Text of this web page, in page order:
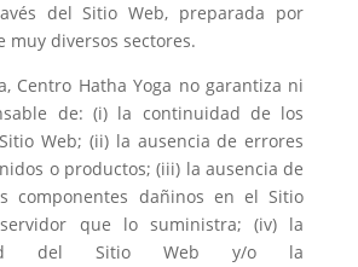
del Sitio Web, preparada por
muy diversos sectores.
Centro Hatha Yoga no garantiza ni
de: (i) la continuidad de los
Web; (ii) la ausencia de errores
o productos; (iii) la ausencia de
componentes dañinos en el Sitio
que lo suministra; (iv) la
del Sitio Web y/o la